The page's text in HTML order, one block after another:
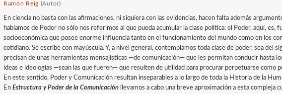
Ramón Reig (Autor)
En ciencia no basta con las afirmaciones, ni siquiera con las evidencias, hacen falta además
hablamos de Poder no sólo nos referimos al que pueda acumular la clase política: el Poder, aquí, es,
socioeconómica que posee enorme influencia tanto en el funcionamiento del mundo como en los
cotidiano. Se escribe con mayúscula. Y, a nivel general, contemplamos toda clase de poder, sea del
precisan de unas herramientas mensajísticas —de comunicación— que les permitan conducir hasta
ideas e ideologías —sean las que fueren— que resulten de utilidad para procurar perpetuarse como
En este sentido, Poder y Comunicación resultan inseparables a lo largo de toda la Historia de la
EnEstructura y Poder de la Comunicación llevamos a cabo una breve aproximación a esta compleja